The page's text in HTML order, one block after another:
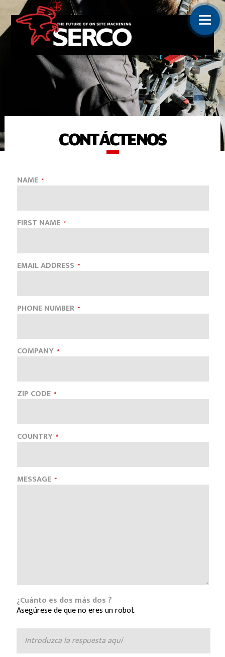
CONTÁCTENOS
NAME
FIRST NAME
EMAIL ADDRESS
PHONE NUMBER
COMPANY
ZIP CODE
COUNTRY
MESSAGE
¿Cuánto es dos más dos ?
Asegúrese de que no eres un robot